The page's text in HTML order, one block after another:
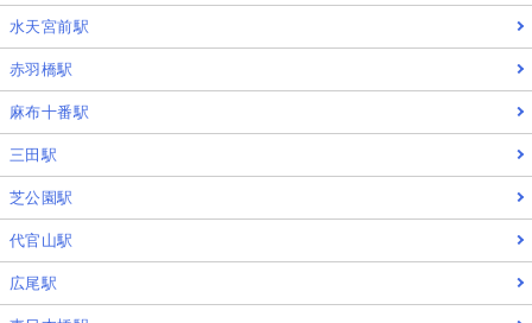
水天宮前駅
赤羽橋駅
麻布十番駅
三田駅
芝公園駅
代官山駅
広尾駅